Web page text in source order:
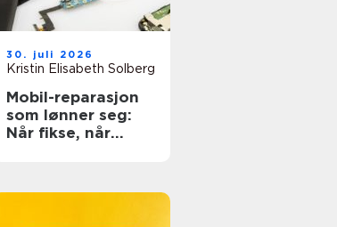
30. juli 2026
Kristin Elisabeth Solberg
Mobil-reparasjon
som lønner seg:
Når fikse, når